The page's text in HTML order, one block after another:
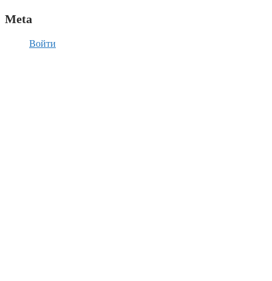
Meta
Войти